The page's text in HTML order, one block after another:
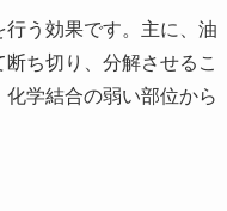
う効果です。主に、油
ち切り、分解させるこ
学結合の弱い部位から